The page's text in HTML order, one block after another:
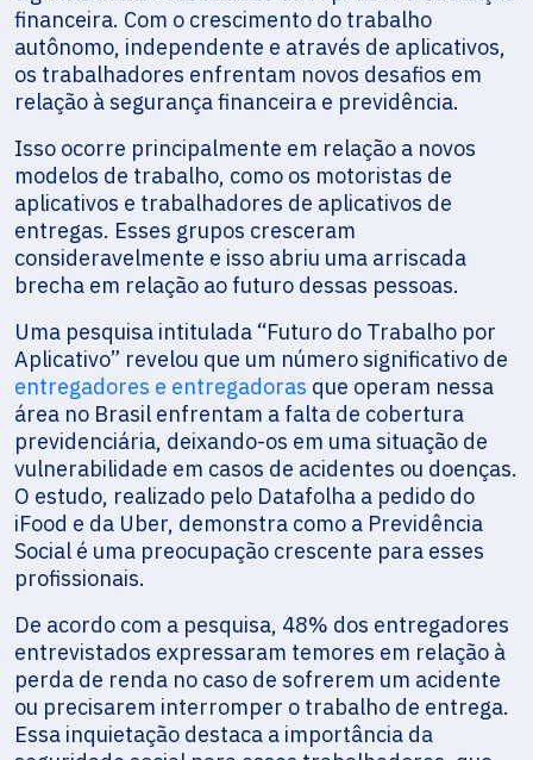
financeira. Com o crescimento do trabalho
autônomo, independente e através de aplicativos,
os trabalhadores enfrentam novos desafios em
relação à segurança financeira e previdência.
Isso ocorre principalmente em relação a novos
modelos de trabalho, como os motoristas de
aplicativos e trabalhadores de aplicativos de
entregas. Esses grupos cresceram
consideravelmente e isso abriu uma arriscada
brecha em relação ao futuro dessas pessoas.
Uma pesquisa intitulada “Futuro do Trabalho por
Aplicativo” revelou que um número significativo de
entregadores e entregadoras que operam nessa
área no Brasil enfrentam a falta de cobertura
previdenciária, deixando-os em uma situação de
vulnerabilidade em casos de acidentes ou doenças.
O estudo, realizado pelo Datafolha a pedido do
iFood e da Uber, demonstra como a Previdência
Social é uma preocupação crescente para esses
profissionais.
De acordo com a pesquisa, 48% dos entregadores
entrevistados expressaram temores em relação à
perda de renda no caso de sofrerem um acidente
ou precisarem interromper o trabalho de entrega.
Essa inquietação destaca a importância da